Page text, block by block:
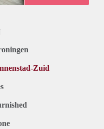
helaas niet iedereen
Zuid